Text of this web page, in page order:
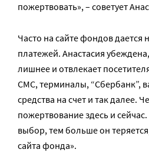
пожертвовать», – советует
Часто на сайте фондов дается
платежей. Анастасия
лишнее и отвлекает
СМС, терминалы, “Сбербанк”,
средства на счет и так далее.
пожертвование здесь и
выбор, тем больше он
сайта фонда».